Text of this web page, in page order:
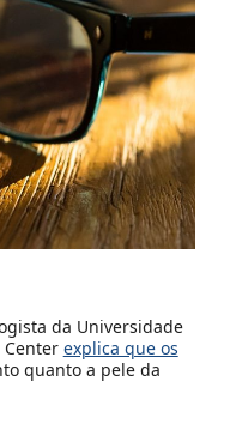
da Universidade
Center explica que os
quanto a pele da